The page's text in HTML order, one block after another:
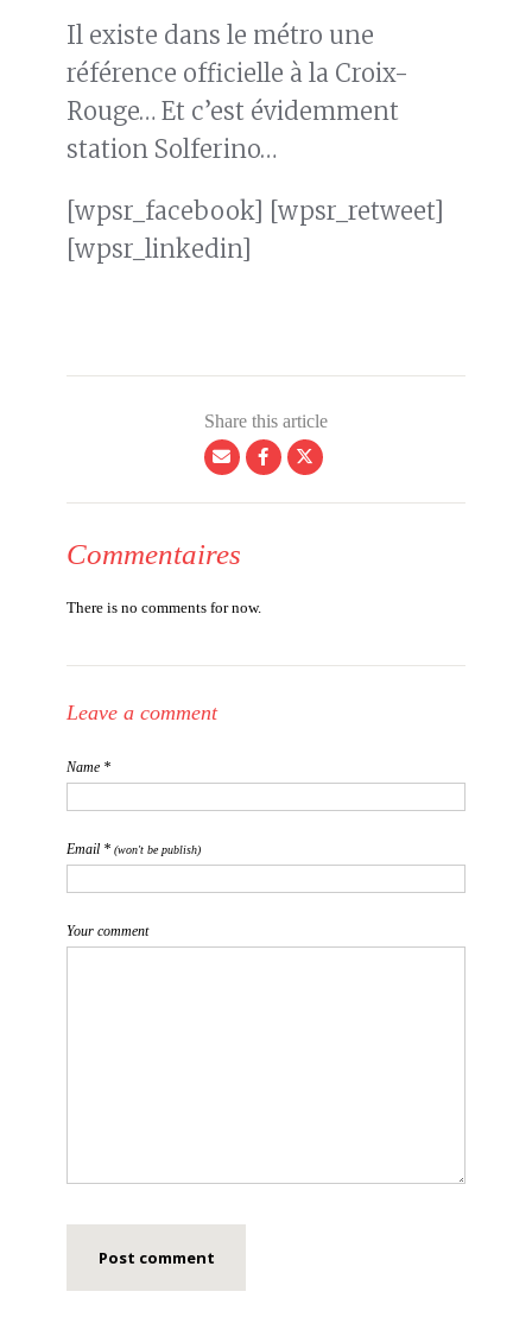
Il existe dans le métro une
référence officielle à la Croix-
Rouge… Et c’est évidemment
station Solferino…
[wpsr_facebook] [wpsr_retweet]
[wpsr_linkedin]
Share this article
Commentaires
There is no comments for now.
Leave a comment
Name *
Email * (won't be publish)
Your comment